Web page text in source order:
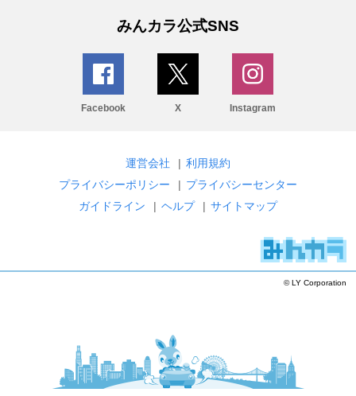
みんカラ公式SNS
Facebook X Instagram
運営会社 | 利用規約
プライバシーポリシー
| プライバシーセンター
ガイドライン
| ヘルプ | サイトマップ
© LY Corporation